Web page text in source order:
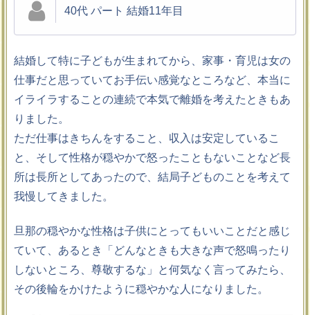
40代 パート 結婚11年目
結婚して特に子どもが生まれてから、家事・育児は女の
仕事だと思っていてお手伝い感覚なところなど、本当に
イライラすることの連続で本気で離婚を考えたときもあ
りました。
ただ仕事はきちんをすること、収入は安定しているこ
と、そして性格が穏やかで怒ったこともないことなど長
所は長所としてあったので、結局子どものことを考えて
我慢してきました。
旦那の穏やかな性格は子供にとってもいいことだと感じ
ていて、あるとき「どんなときも大きな声で怒鳴ったり
しないところ、尊敬するな」と何気なく言ってみたら、
その後輪をかけたように穏やかな人になりました。